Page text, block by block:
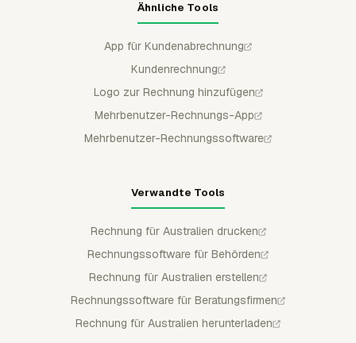
Ähnliche Tools
App für Kundenabrechnung
Kundenrechnung
Logo zur Rechnung hinzufügen
Mehrbenutzer-Rechnungs-App
Mehrbenutzer-Rechnungssoftware
Verwandte Tools
Rechnung für Australien drucken
Rechnungssoftware für Behörden
Rechnung für Australien erstellen
Rechnungssoftware für Beratungsfirmen
Rechnung für Australien herunterladen